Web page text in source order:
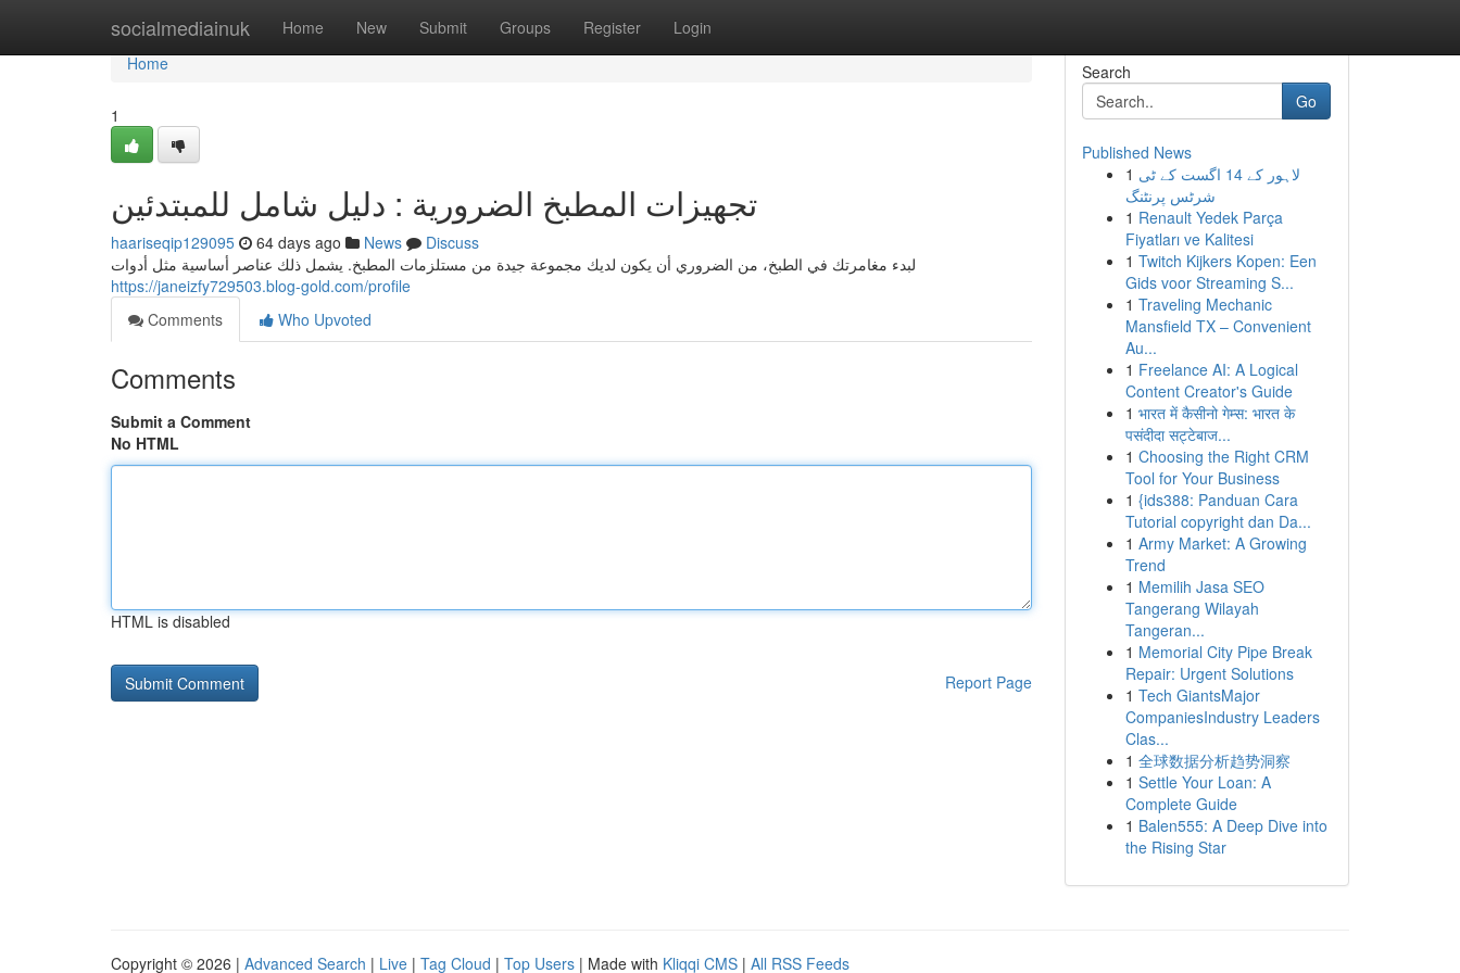
socialmediainuk Home New Submit Groups Register Login
Home
Home
1
تجهيزات المطبخ الضرورية : دليل شامل للمبتدئين
haariseqip129095 64 days ago News
Discuss
لبدء مغامرتك في الطبخ، من الضروري أن يكون لديك مجموعة جيدة من مستلزمات المطبخ. يشمل ذلك عناصر أساسية مثل أدوات
https://janeizfy729503.blog-gold.com/profile
Comments
Who Upvoted
Comments
Submit a Comment
No HTML
HTML is disabled
Report Page
Search
Go
Published News
1 لاہور کے 14 اگست کے ٹی
شرٹس پرنٹنگ
1 Renault Yedek Parça
Fiyatları ve Kalitesi
1 Twitch Kijkers Kopen: Een
Gids voor Streaming S...
1 Traveling Mechanic
Mansfield TX – Convenient
Au...
1 Freelance AI: A Logical
Content Creator's Guide
1 भारत में कैसीनो गेम्स: भारत के
पसंदीदा सट्टेबाज...
1 Choosing the Right CRM
Tool for Your Business
1 {ids388: Panduan Cara
Tutorial copyright dan Da...
1 Army Market: A Growing
Trend
1 Memilih Jasa SEO
Tangerang Wilayah
Tangeran...
1 Memorial City Pipe Break
Repair: Urgent Solutions
1 Tech GiantsMajor
CompaniesIndustry Leaders
Clas...
1 全球数据分析趋势洞察
1 Settle Your Loan: A
Complete Guide
1 Balen555: A Deep Dive into
the Rising Star
Copyright © 2026 | Advanced Search | Live | Tag Cloud | Top Users | Made with Kliqqi CMS | All RSS Feeds